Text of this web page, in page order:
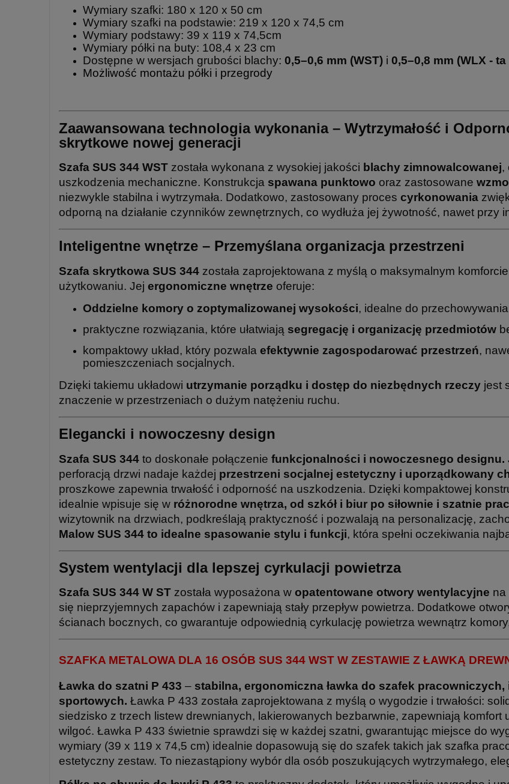
Wymiary szafki: 180 x 120 x 50 cm
Wymiary szafki na podstawie: 219 x 120 x 74,5 cm
Wymiary podstawy: 39 x 119 x 74,5cm
Wymiary półki na buty: 108,4 x 23 cm
Dostępne w wersjach grubości blachy: 0,5–0,6 mm (WST) i 0,5–0,8 mm (WLX -
Możliwość montażu półki i przegrody
Zaawansowana technologia wykonania – Wytrzymałość i
skrytkowe nowej generacji
Szafa SUS 344 WST została wykonana z wysokiej jakości blachy zimnowalcowanej,
uszkodzenia mechaniczne. Konstrukcja spawana punktowo oraz zastosowane
niezwykle stabilna i wytrzymała. Dodatkowo, zastosowany proces cyrkonowania
odporną na działanie czynników zewnętrznych, co wydłuża jej żywotność, nawet przy
Inteligentne wnętrze – Przemyślana organizacja przestrzeni
Szafa skrytkowa SUS 344 została zaprojektowana z myślą o maksymalnym
użytkowaniu. Jej ergonomiczne wnętrze oferuje:
Oddzielne komory o zoptymalizowanej wysokości, idealne do przechowywania
praktyczne rozwiązania, które ułatwiają segregację i organizację przedmiotów
kompaktowy układ, który pozwala efektywnie zagospodarować przestrzeń,
pomieszczeniach socjalnych.
Dzięki takiemu układowi utrzymanie porządku i dostęp do niezbędnych rzeczy jest
znaczenie w przestrzeniach o dużym natężeniu ruchu.
Elegancki i nowoczesny design
Szafa SUS 344 to doskonałe połączenie funkcjonalności i nowoczesnego designu.
perforacją drzwi nadaje każdej przestrzeni socjalnej estetyczny i uporządkowany
proszkowe zapewnia trwałość i odporność na uszkodzenia. Dzięki kompaktowej
idealnie wpisuje się w różnorodne wnętrza, od szkół i biur po siłownie i szatnie
wizytownik na drzwiach, podkreślają praktyczność i pozwalają na personalizację,
Malow SUS 344 to idealne spasowanie stylu i funkcji, która spełni oczekiwania
System wentylacji dla lepszej cyrkulacji powietrza
Szafa SUS 344 W ST została wyposażona w opatentowane otwory wentylacyjne na
się nieprzyjemnych zapachów i zapewniają stały przepływ powietrza. Dodatkowe
ścianach bocznych, co gwarantuje odpowiednią cyrkulację powietrza wewnątrz
SZAFKA METALOWA DLA 16 OSÓB SUS 344 WST W ZESTAWIE Z ŁAWKĄ
Ławka do szatni P 433 – stabilna, ergonomiczna ławka do szafek
sportowych. Ławka P 433 została zaprojektowana z myślą o wygodzie i trwałości:
siedzisko z trzech listew drewnianych, lakierowanych bezbarwnie, zapewniają
wilgoć. Ławka P 433 świetnie sprawdzi się w każdej szatni, gwarantując miejsce do
wymiary (39 x 119 x 74,5 cm) idealnie dopasowują się do szafek takich jak szafka
estetyczny zestaw. To niezastąpiony wybór dla osób poszukujących wytrzymałego,